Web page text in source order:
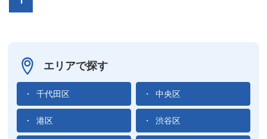
エリアで探す
千代田区 中央区
港区 渋谷区